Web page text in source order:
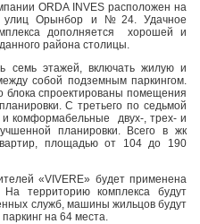
ORDA INVES расположен на
улиц Орынбор и №24. Удачное
дополняется хорошей и
района столицы.
семь этажей, включать жилую и
собой подземным паркингом.
блока спроектированы помещения
С третьего по седьмой
комформабельные двух-, трех- и
планировки. Всего в жк
площадью от 104 до 190
«VIVERE» будет применена
территорию комплекса будут
служб, машины жильцов будут
на 64 места.